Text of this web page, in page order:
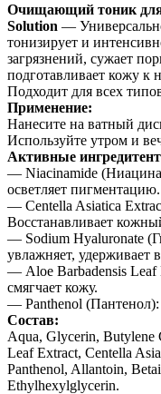
Очищающий тоник для
Solution —
тонизирует и
загрязнений, сужает
подготавливает кожу к
Подходит для всех
Применение:
Нанесите на ватный
Используйте утром и
Активные
— Niacinamide
осветляет пигментацию.
— Centella Asiatica
Восстанавливает
— Sodium Hyaluronate
увлажняет, удерживает
— Aloe Barbadensis Leaf
смягчает кожу.
— Panthenol (Пантенол):
Состав:
Aqua, Glycerin, Butylene
Leaf Extract, Centella
Panthenol, Allantoin,
Ethylhexylglycerin.